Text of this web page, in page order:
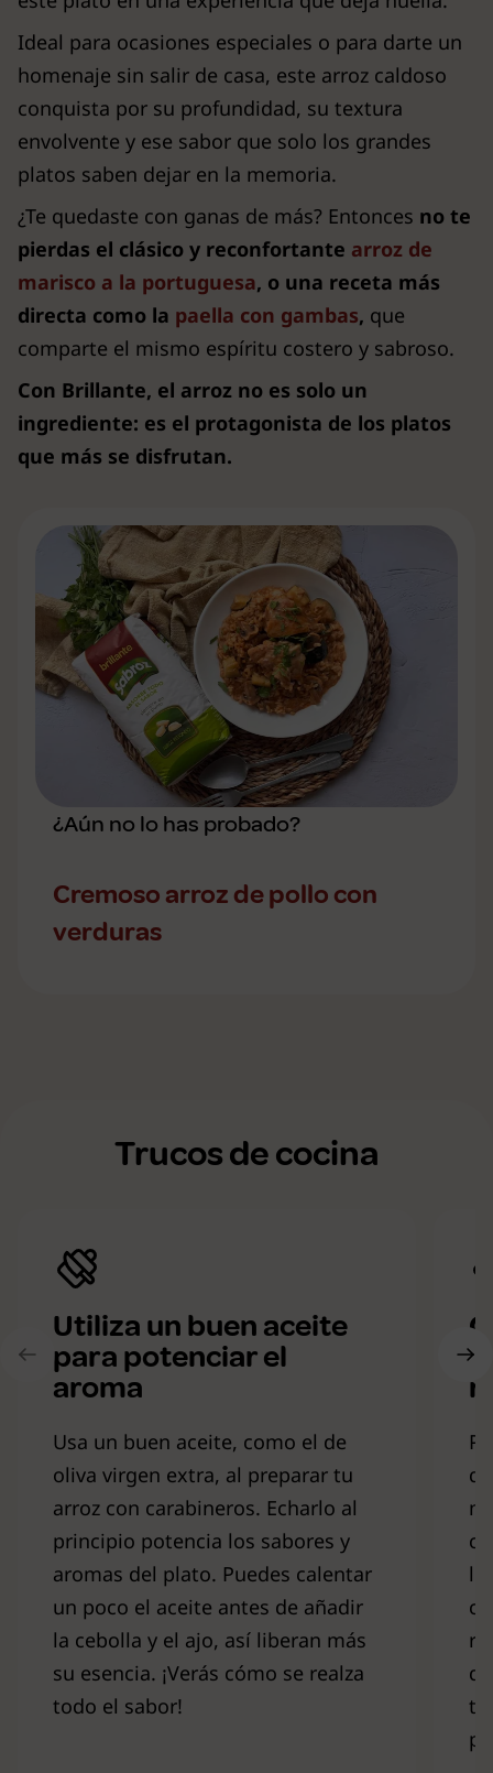
Ideal para ocasiones especiales o para darte un
homenaje sin salir de casa, este arroz caldoso
conquista por su profundidad, su textura
envolvente y ese sabor que solo los grandes
platos saben dejar en la memoria.
¿Te quedaste con ganas de más? Entonces no te
pierdas el clásico y reconfortante arroz de
marisco a la portuguesa, o una receta más
directa como la paella con gambas, que
comparte el mismo espíritu costero y sabroso.
Con Brillante, el arroz no es solo un
ingrediente: es el protagonista de los platos
que más se disfrutan.
¿Aún no lo has probado?
Cremoso arroz de pollo con
verduras
Trucos de cocina
Utiliza un buen aceite
para potenciar el
aroma
Usa un buen aceite, como el de
oliva virgen extra, al preparar tu
arroz con carabineros. Echarlo al
principio potencia los sabores y
aromas del plato. Puedes calentar
un poco el aceite antes de añadir
la cebolla y el ajo, así liberan más
su esencia. ¡Verás cómo se realza
todo el sabor!
lo